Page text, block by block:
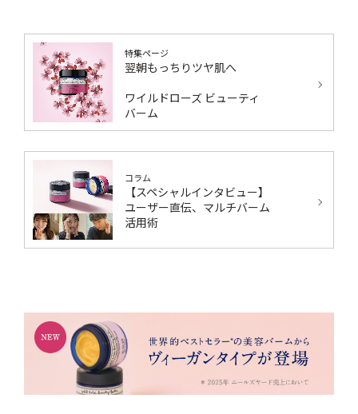
特集ページ
翌朝もっちりツヤ肌へ
ワイルドローズ ビューティ
バーム
コラム
【スペシャルインタビュー】
ユーザー直伝、マルチバーム
活用術